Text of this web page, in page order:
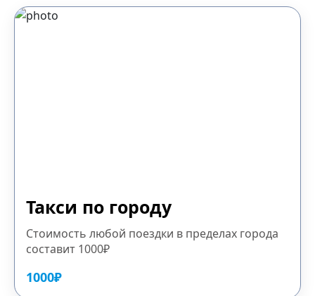
Такси по городу
Стоимость любой поездки в пределах города
составит 1000₽
1000₽